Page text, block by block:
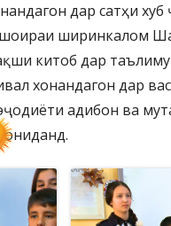
дар сатҳи
ширинкалом
китоб дар
хонандагон дар
адибон ва